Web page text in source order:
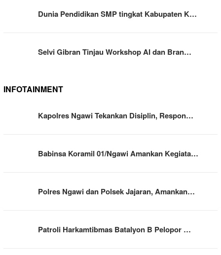
Dunia Pendidikan SMP tingkat Kabupaten K…
Selvi Gibran Tinjau Workshop AI dan Bran…
INFOTAINMENT
Kapolres Ngawi Tekankan Disiplin, Respon…
Babinsa Koramil 01/Ngawi Amankan Kegiata…
Polres Ngawi dan Polsek Jajaran, Amankan…
Patroli Harkamtibmas Batalyon B Pelopor …